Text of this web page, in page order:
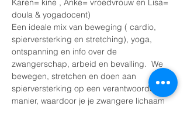
Karen= kine , Anke= vroedvrouw en Lisa=
doula & yogadocent)
Een ideale mix van beweging ( cardio,
spierversterking en stretching), yoga,
ontspanning en info over de
zwangerschap, arbeid en bevalling.  We
bewegen, stretchen en doen aan
spierversterking op een verantwoorde
manier, waardoor je je zwangere lichaam